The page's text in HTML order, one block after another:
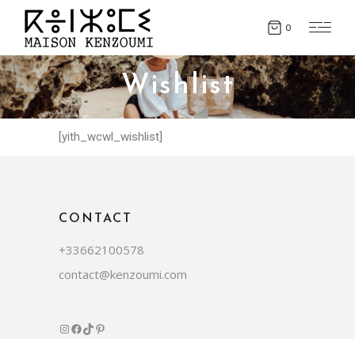
0
Wishlist
[yith_wcwl_wishlist]
CONTACT
+33662100578
contact@kenzoumi.com